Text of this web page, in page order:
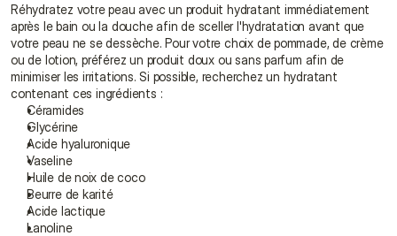
Réhydratez votre peau avec un produit hydratant immédiatement
après le bain ou la douche afin de sceller l'hydratation avant que
votre peau ne se dessèche. Pour votre choix de pommade, de crème
ou de lotion, préférez un produit doux ou sans parfum afin de
minimiser les irritations. Si possible, recherchez un hydratant
contenant ces ingrédients :
Céramides
Glycérine
Acide hyaluronique
Vaseline
Huile de noix de coco
Beurre de karité
Acide lactique
Lanoline